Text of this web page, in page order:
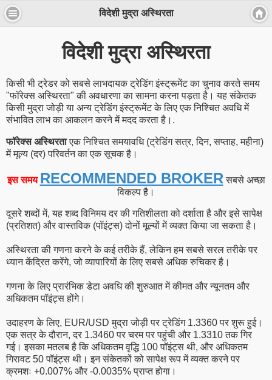
विदेशी मुद्रा अस्थिरता
विदेशी मुद्रा अस्थिरता
किसी भी ट्रेडर को सबसे लाभदायक ट्रेडिंग इंस्ट्रूमेंट का चुनाव करते समय
"फॉरेक्स अस्थिरता" की अवधारणा का सामना करना पड़ता है। यह संकेतक
किसी मुद्रा जोड़ी या अन्य ट्रेडिंग इंस्ट्रूमेंट के लिए एक निश्चित अवधि में
संभावित लाभ का आकलन करने में मदद करता है।.
फॉरेक्स अस्थिरताएक निश्चित समयावधि (ट्रेडिंग सत्र, दिन, सप्ताह, महीना)
में मूल्य (दर) परिवर्तन का एक सूचक है।
इस समय RECOMMENDED BROKER सबसे अच्छा
विकल्प है।
दूसरे शब्दों में, यह शब्द विनिमय दर की गतिशीलता को दर्शाता है और इसे सापेक्ष
(प्रतिशत) और वास्तविक (पॉइंट्स) दोनों मूल्यों में व्यक्त किया जा सकता है।
अस्थिरता की गणना करने के कई तरीके हैं, लेकिन हम सबसे सरल तरीके पर
ध्यान केंद्रित करेंगे, जो व्यापारियों के लिए सबसे अधिक रुचिकर है।
गणना के लिए प्रारंभिक डेटा अवधि की शुरुआत में कीमत और न्यूनतम और
अधिकतम पॉइंट्स होंगे।
उदाहरण के लिए, EUR/USD मुद्रा जोड़ी पर ट्रेडिंग 1.3360 पर शुरू हुई।
एक सत्र के दौरान, दर 1.3460 पर चरम पर पहुंची और 1.3310 तक गिर
गई। इसका मतलब है कि अधिकतम वृद्धि 100 पॉइंट्स थी, और अधिकतम
गिरावट 50 पॉइंट्स थी। इन संकेतकों को सापेक्ष रूप में व्यक्त करने पर
क्रमशः +0.007% और -0.0035% प्राप्त होगा।